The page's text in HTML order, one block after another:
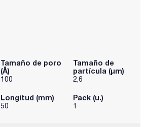
Tamaño de poro
(Å)
100
Tamaño de
partícula (μm)
2,6
Longitud (mm)
50
Pack (u.)
1